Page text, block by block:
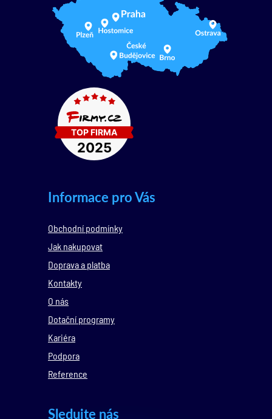
Informace pro Vás
Obchodní podmínky
Jak nakupovat
Doprava a platba
Kontakty
O nás
Dotační programy
Kariéra
Podpora
Reference
Sledujte nás